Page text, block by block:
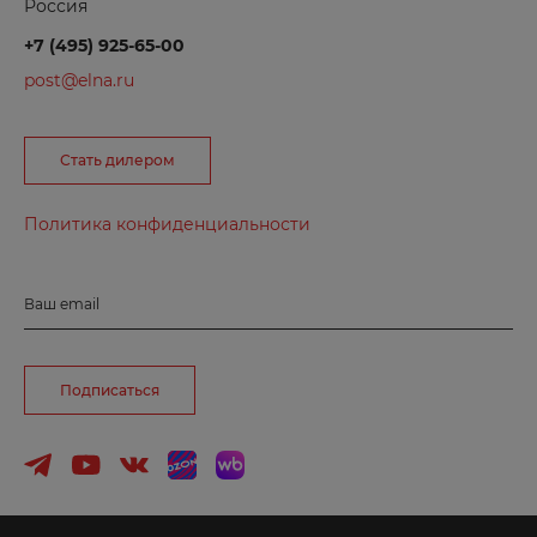
Россия
+7 (495) 925-65-00
post@elna.ru
Стать дилером
Политика конфиденциальности
Ваш email
Подписаться
Борзя
Боровичи
Бородино
Брянск
Буйнакск
Великие Луки
Владивосток
Владимир